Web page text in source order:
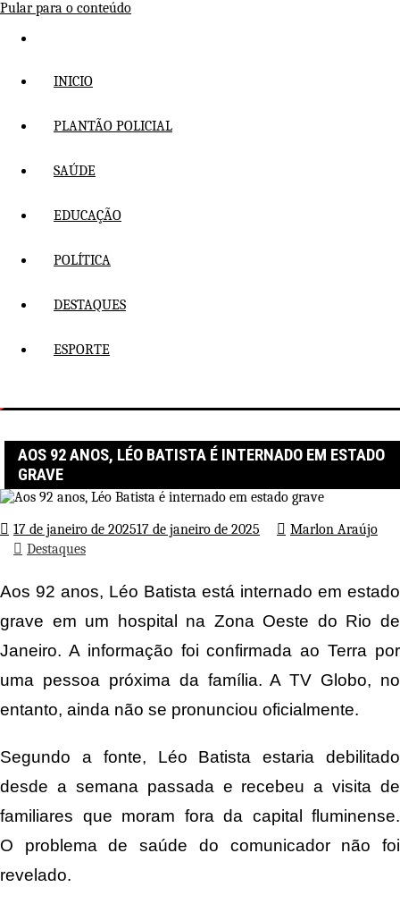
Pular para o conteúdo
INICIO
PLANTÃO POLICIAL
SAÚDE
EDUCAÇÃO
POLÍTICA
DESTAQUES
ESPORTE
AOS 92 ANOS, LÉO BATISTA É INTERNADO EM ESTADO
GRAVE
17 de janeiro de 202517 de janeiro de 2025
Marlon Araújo
Destaques
Aos 92 anos, Léo Batista está internado em estado
grave em um hospital na Zona Oeste do Rio de
Janeiro. A informação foi confirmada ao Terra por
uma pessoa próxima da família. A TV Globo, no
entanto, ainda não se pronunciou oficialmente.
Segundo a fonte, Léo Batista estaria debilitado
desde a semana passada e recebeu a visita de
familiares que moram fora da capital fluminense.
O problema de saúde do comunicador não foi
revelado.